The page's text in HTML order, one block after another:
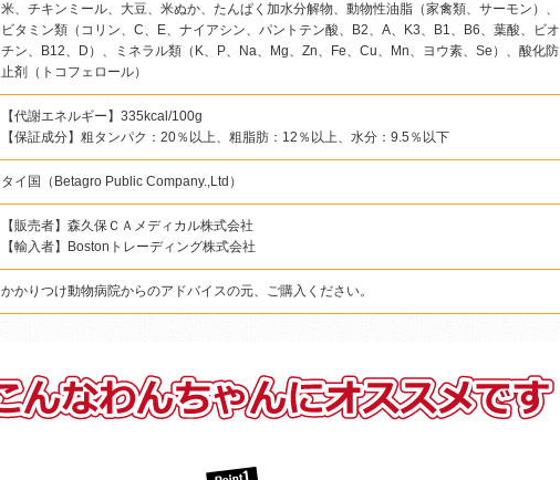
米、チキンミール、大豆、米ぬか、たんぱく加水分解物、動物性油脂（家禽類、サーモン）、
ビタミン類（コリン、C、E、ナイアシン、パントテン酸、B2、A、K3、B1、B6、葉酸、ビオ
チン、B12、D）、ミネラル類（K、P、Na、Mg、Zn、Fe、Cu、Mn、ヨウ素、Se）、酸化防
止剤（トコフェロール）
【代謝エネルギー】335kcal/100g
【保証成分】粗タンパク：20％以上、粗脂肪：12％以上、水分：9.5％以下
タイ国（Betagro Public Company.,Ltd）
【販売者】森久保ＣＡメディカル株式会社
【輸入者】Bostonトレーディング株式会社
かかりつけ動物病院からのアドバイスの元、ご購入ください。